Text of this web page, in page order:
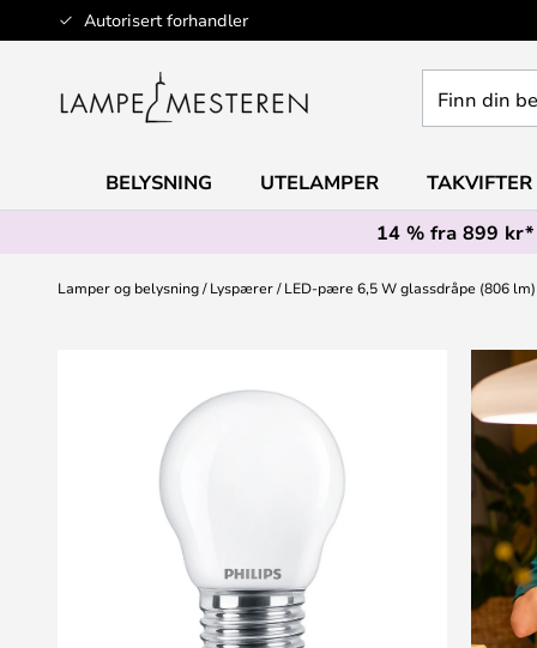
Autorisert forhandler
Hopp
til
din
BELYSNING UTELAMPER TAKVIFTER
14 % fra 899 kr*
Lamper og belysning Lyspærer LED-pære 6,5 W glassdråpe (806 lm)